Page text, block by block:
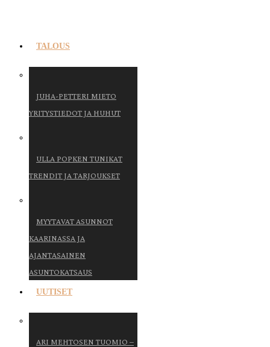
TALOUS
JUHA-PETTERI MIETO
YRITYSTIEDOT JA HUHUT
ULLA POPKEN TUNIKAT
TRENDIT JA TARJOUKSET
MYYTAVAT ASUNNOT
KAARINASSA JA
AJANTASAINEN
ASUNTOKATSAUS
UUTISET
ARI MEHTOSEN TUOMIO –